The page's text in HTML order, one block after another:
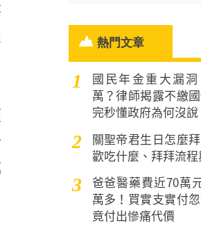
熱門文章
1
國民年金重大漏
萬？律師揭露不繳
完秒懂政府為何沒說
2
關聖帝君生日怎麼
歡吃什麼、拜拜流
3
爸爸醫藥費近70萬
萬多！買實支實付
竟付出慘痛代價